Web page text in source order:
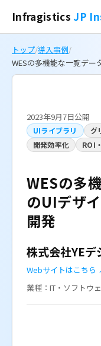
Infragistics JP
トップ/導入事例/
WESの多機能な一覧デ
2023年9月7日公開
UIライブラリ グ
開発効率化
ROI
WESの多
のUIデザ
開発
株式会社YEデ
Webサイトはこちら
業種：IT・ソフトウ